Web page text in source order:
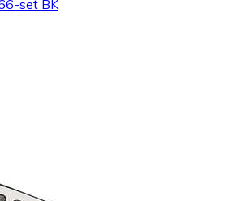
set BK